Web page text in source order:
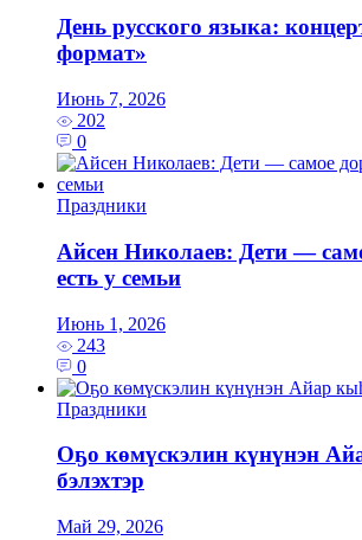
День русского языка:
формат»
Июнь 7, 2026
202
0
Праздники
Айсен Николаев: Дети —
есть у семьи
Июнь 1, 2026
243
0
Праздники
Оҕо көмүскэлин күнүнэн
бэлэхтэр
Май 29, 2026